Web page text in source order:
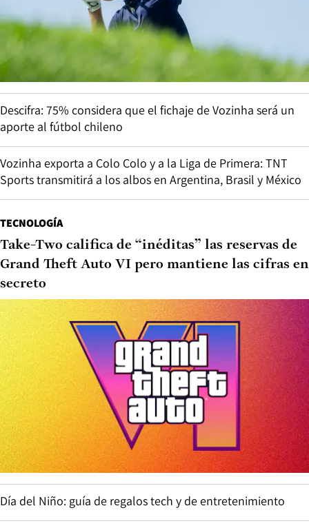
Descifra: 75% considera que el fichaje de Vozinha será un
aporte al fútbol chileno
Vozinha exporta a Colo Colo y a la Liga de Primera: TNT
Sports transmitirá a los albos en Argentina, Brasil y México
TECNOLOGÍA
Take-Two califica de “inéditas” las reservas de
Grand Theft Auto VI pero mantiene las cifras en
secreto
Día del Niño: guía de regalos tech y de entretenimiento